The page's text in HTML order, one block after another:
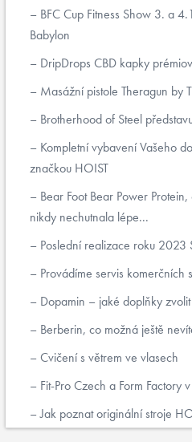
BFC Cup Fitness Show 3. a
Babylon
DripDrops CBD kapky
Masážní pistole Theragun by
Brotherhood of Steel
Kompletní vybavení Vašeho
značkou HOIST
Bear Foot Bear Power
nikdy nechutnala lépe...
Poslední realizace roku 2023
Provádíme servis komerčních
Dopamin – jaké doplňky
Berberin, co možná ještě
Cvičení s větrem ve vlasech
Fit-Pro Czech a Form Factory
Jak poznat originální stroje